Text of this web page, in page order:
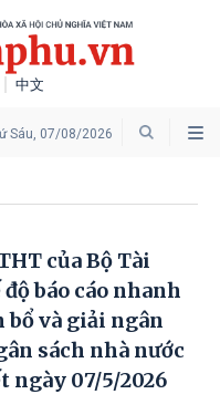
中文
Sáu, 07/08/2026
của Bộ Tài
báo cáo nhanh
và giải ngân
sách nhà nước
ngày 07/5/2026